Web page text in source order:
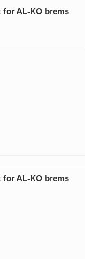
for AL-KO brems
for AL-KO brems